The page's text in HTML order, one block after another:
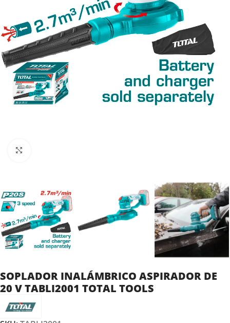
SOPLADOR INALÁMBRICO ASPIRADOR DE
20 V TABLI2001 TOTAL TOOLS